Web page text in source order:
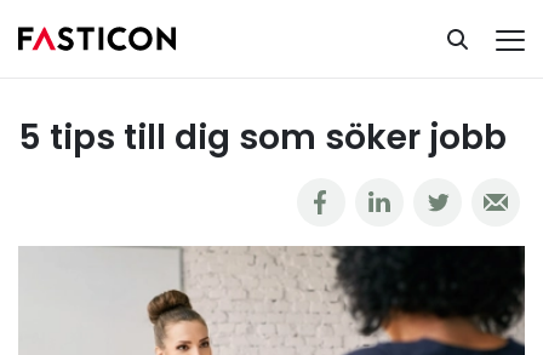
Ta del av vår kunskapsbank
5 tips till dig som söker jobb